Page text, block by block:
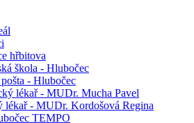
hřbitova
škola - Hlubočec
- Hlubočec
lékař - MUDr. Mucha Pavel
lékař - MUDr. Kordošová Regina
TEMPO